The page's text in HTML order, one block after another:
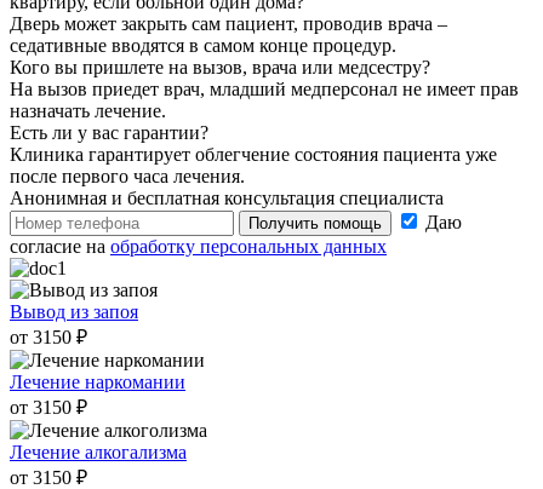
Дверь может закрыть сам пациент, проводив врача –
седативные вводятся в самом конце процедур.
Кого вы пришлете на вызов, врача или медсестру?
На вызов приедет врач, младший медперсонал не имеет прав
назначать лечение.
Есть ли у вас гарантии?
Клиника гарантирует облегчение состояния пациента уже
после первого часа лечения.
Анонимная и бесплатная консультация специалиста
Получить помощь
Даю
согласие на обработку персональных данных
Вывод из запоя
от 3150 ₽
Лечение наркомании
от 3150 ₽
Лечение алкогализма
от 3150 ₽